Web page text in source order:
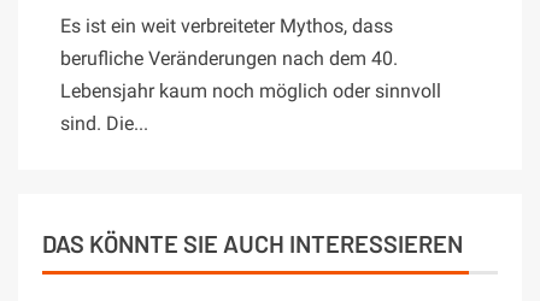
Es ist ein weit verbreiteter Mythos, dass
berufliche Veränderungen nach dem 40.
Lebensjahr kaum noch möglich oder sinnvoll
sind. Die...
DAS KÖNNTE SIE AUCH INTERESSIEREN